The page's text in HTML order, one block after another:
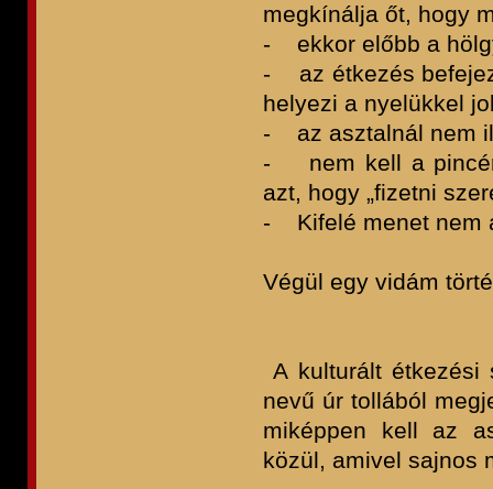
megkínálja őt, hogy
- ekkor előbb a
- az étkezés
helyezi a nyelükkel
- az asztalnál nem
- nem kell a
azt, hogy „fizetni
- Kifelé menet nem
Végül egy vidám
A kulturált étkezési
nevű úr tollából
miképpen kell az
közül, amivel sajnos